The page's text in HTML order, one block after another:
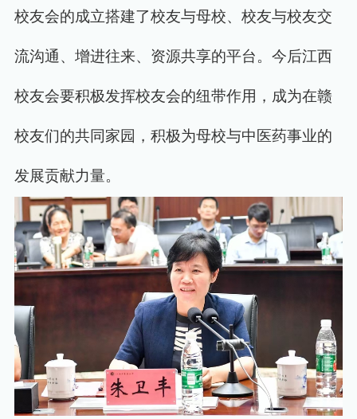
校友会的成立搭建了校友与母校、校友与校友交
流沟通、增进往来、资源共享的平台。今后江西
校友会要积极发挥校友会的纽带作用，成为在赣
校友们的共同家园，积极为母校与中医药事业的
发展贡献力量。